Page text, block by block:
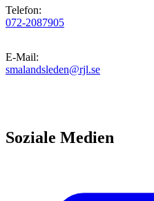
Telefon:
072-2087905
E-Mail:
smalandsleden@rjl.se
Soziale Medien